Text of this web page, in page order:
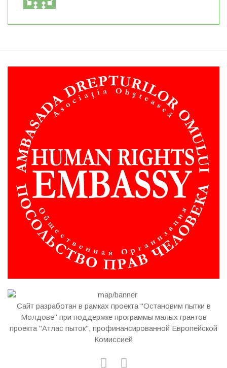
Сайт разработан в рамках проекта "Остановим пытки в
Молдове" при поддержке программы малых грантов
проекта "Атлас пыток", профинансированной Европейской
Комиссией